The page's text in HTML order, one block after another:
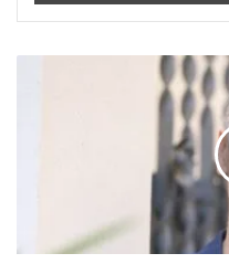
nuevos